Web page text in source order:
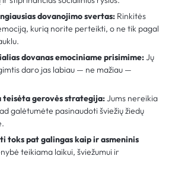
dovanojimo svertas: Rinkitės
kurią norite perteikti, o ne tik pagal
dovanas emociniame prisimime:Jų
daro jas labiau — ne mažiau —
teisėta gerovės strategija:Jums nereikia
galėtumėte pasinaudoti šviežių žiedų
toks pat galingas kaip ir asmeninis
teikiama laikui, šviežumui ir